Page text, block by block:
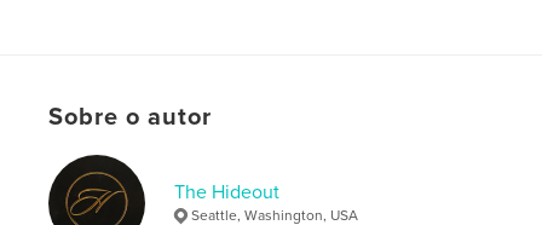
Sobre o autor
The Hideout
Seattle, Washington, USA